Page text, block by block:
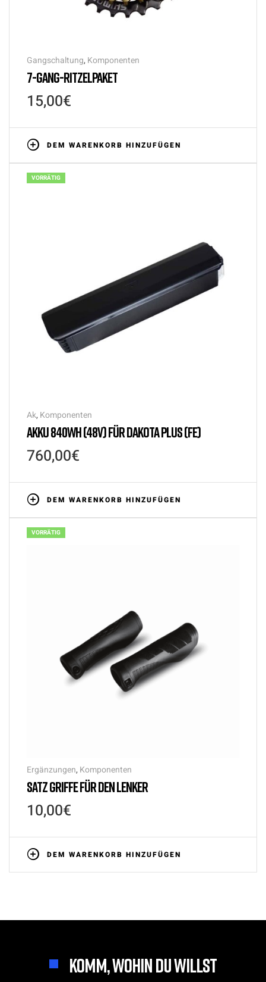
Gangschaltung, Komponenten
7-GANG-RITZELPAKET
15,00€
DEM WARENKORB HINZUFÜGEN
VORRÄTIG
Ak, Komponenten
AKKU 840WH (48V) FÜR DAKOTA PLUS (FE)
760,00€
DEM WARENKORB HINZUFÜGEN
VORRÄTIG
Ergänzungen, Komponenten
SATZ GRIFFE FÜR DEN LENKER
10,00€
DEM WARENKORB HINZUFÜGEN
KOMM, WOHIN DU WILLST